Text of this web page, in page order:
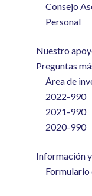
Consejo
Personal
Nuestro
Preguntas
Área de
2022-990
2021-990
2020-990
Información
Formulario